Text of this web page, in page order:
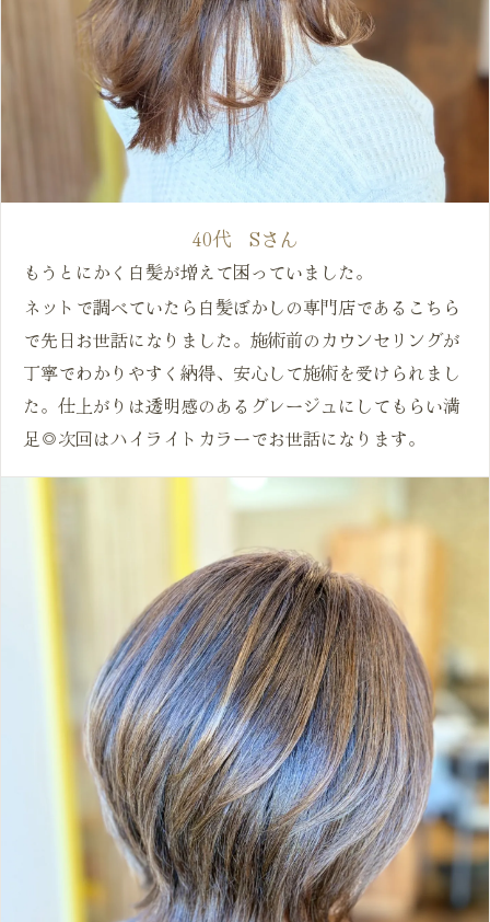
40代 Sさん
もうとにかく白髪が増えて困っていました。
ネットで調べていたら白髪ぼかしの専門店であるこちら
で先日お世話になりました。施術前のカウンセリングが
丁寧でわかりやすく納得、安心して施術を受けられまし
た。仕上がりは透明感のあるグレージュにしてもらい満
足◎次回はハイライトカラーでお世話になります。
ご予約はこちら